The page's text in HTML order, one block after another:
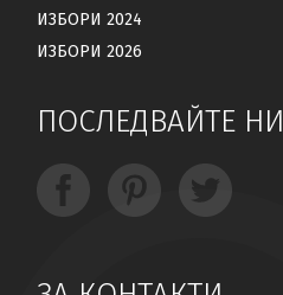
ИЗБОРИ 2024
ИЗБОРИ 2026
ПОСЛЕДВАЙТЕ НИ